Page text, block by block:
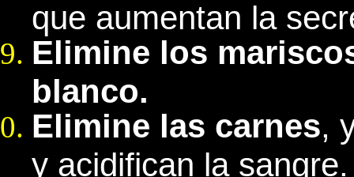
que aumentan la
Elimine los
blanco.
Elimine las carnes,
y acidifican la sangre.